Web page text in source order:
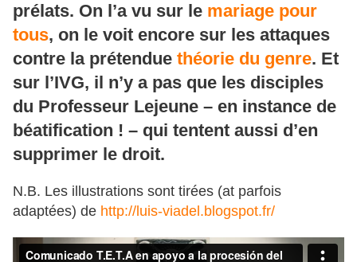
prélats. On l’a vu sur le mariage pour
tous, on le voit encore sur les attaques
contre la prétendue théorie du genre. Et
sur l’IVG, il n’y a pas que les disciples
du Professeur Lejeune – en instance de
béatification ! – qui tentent aussi d’en
supprimer le droit.
N.B. Les illustrations sont tirées (at parfois
adaptées) de http://luis-viadel.blogspot.fr/